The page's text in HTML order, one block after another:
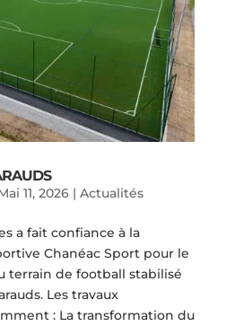
11, 2026| Actualités
a fait confiance à la
Chanéac Sport pour le
terrain de football stabilisé
Les travaux
: La transformation du